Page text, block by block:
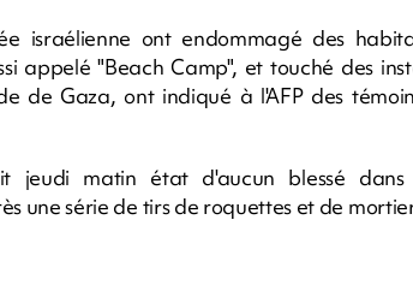
israélienne ont endommagé des
appelé "Beach Camp", et touché des
de Gaza, ont indiqué à l'AFP des
jeudi matin état d'aucun blessé
une série de tirs de roquettes et de